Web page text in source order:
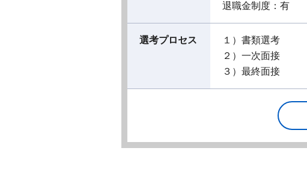
退職金制度：有
選考プロセス
１）書類選考
２）一次面接
３）最終面接